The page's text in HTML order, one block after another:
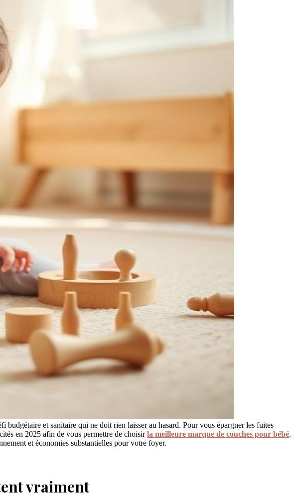
budgétaire et sanitaire qui ne doit rien laisser au hasard. Pour vous épargner les fuites
en 2025 afin de vous permettre de choisirla meilleure marque de couches pour bébé.
et économies substantielles pour votre foyer.
vraiment